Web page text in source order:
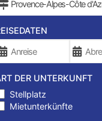
DER UNTERKUNFT
Stellplatz
Mietunterkünfte